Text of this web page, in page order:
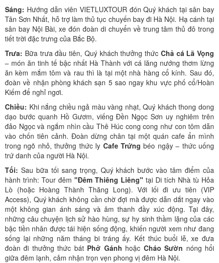
Sáng: Hướng dẫn viên VIETLUXTOUR đón Quý khách tại sân bay
Tân Sơn Nhất, hỗ trợ làm thủ tục chuyến bay đi Hà Nội. Hạ cánh tại
sân bay Nội Bài, xe đón đoàn di chuyển về trung tâm thủ đô trong
tiết trời đặc trưng của Bắc Bộ.
Trưa: Bữa trưa đầu tiên, Quý khách thưởng thức Chả cá Lã Vọng
– món ăn tinh tế bậc nhất Hà Thành với cá lăng nướng thơm lừng
ăn kèm mắm tôm và rau thì là tại một nhà hàng cổ kính. Sau đó,
đoàn về nhận phòng khách sạn 5 sao ngay khu vực phố cổ/Hoàn
Kiếm để nghỉ ngơi.
Chiều: Khi nắng chiều ngả màu vàng nhạt, Quý khách thong dong
dạo bước quanh Hồ Gươm, viếng Đền Ngọc Sơn uy nghiêm trên
đảo Ngọc và ngắm nhìn cầu Thê Húc cong cong như con tôm dẫn
vào chốn tiên cảnh. Đoàn dừng chân tại một quán cafe ẩn mình
trong ngõ nhỏ, thưởng thức ly Cafe Trứng béo ngậy – thức uống
trứ danh của người Hà Nội.
Tối: Sau bữa tối sang trọng, Quý khách bước vào tâm điểm của
hành trình: Tour đêm "Đêm Thiêng Liêng" tại Di tích Nhà tù Hỏa
Lò (hoặc Hoàng Thành Thăng Long). Với lối đi ưu tiên (VIP
Access), Quý khách không cần chờ đợi mà được dẫn dắt ngay vào
một không gian ánh sáng và âm thanh đầy xúc động. Tại đây,
những câu chuyện lịch sử hào hùng, sự hy sinh thầm lặng của các
bậc tiền nhân được tái hiện sống động, khiến người xem như đang
sống lại những năm tháng bi tráng ấy. Kết thúc buổi lễ, xe đưa
đoàn đi thưởng thức bát Phở Gánh hoặc Cháo Sườn nóng hổi
giữa đêm lạnh, cảm nhận trọn vẹn phong vị đêm Hà Nội.